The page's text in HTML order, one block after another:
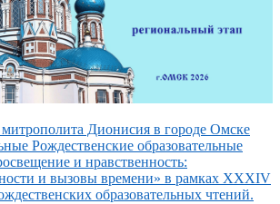
Дионисия в городе Омске
Рождественские образовательные
и нравственность:
и вызовы времени» в рамках XXXIV
образовательных чтений.